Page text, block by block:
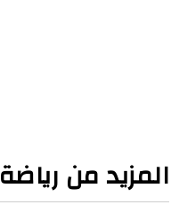
المزيد من رياضة